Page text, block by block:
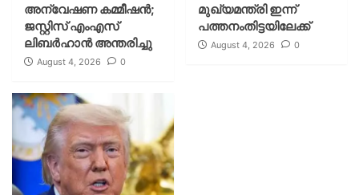
അന്വേഷണ കമ്മീഷന്‍;
ജസ്റ്റിസ് എംഎസ്
ലിബര്‍ഹാന്‍ അന്തരിച്ചു
August 4, 2026 0
മുഖ്യമന്ത്രി ഇന്ന്
പത്തനംതിട്ടയിലേക്ക്
August 4, 2026 0